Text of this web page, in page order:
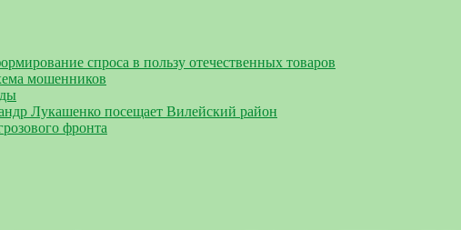
спроса в пользу отечественных товаров
мошенников
Лукашенко посещает Вилейский район
фронта